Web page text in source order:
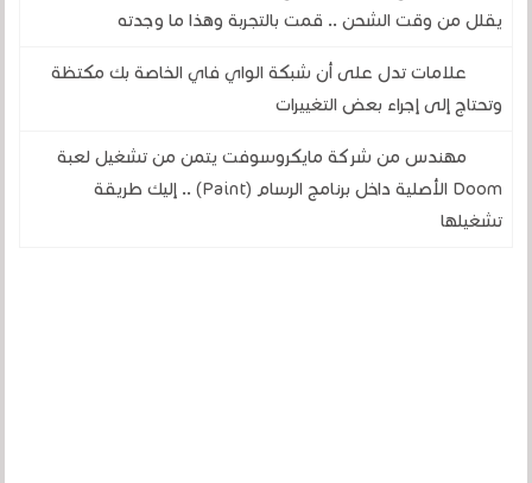
يقلل من وقت الشحن .. قمت بالتجربة وهذا ما وجدته
علامات تدل على أن شبكة الواي فاي الخاصة بك مكتظة
وتحتاج إلى إجراء بعض التغييرات
مهندس من شركة مايكروسوفت يتمن من تشغيل لعبة
Doom الأصلية داخل برنامج الرسام (Paint) .. إليك طريقة
تشغيلها